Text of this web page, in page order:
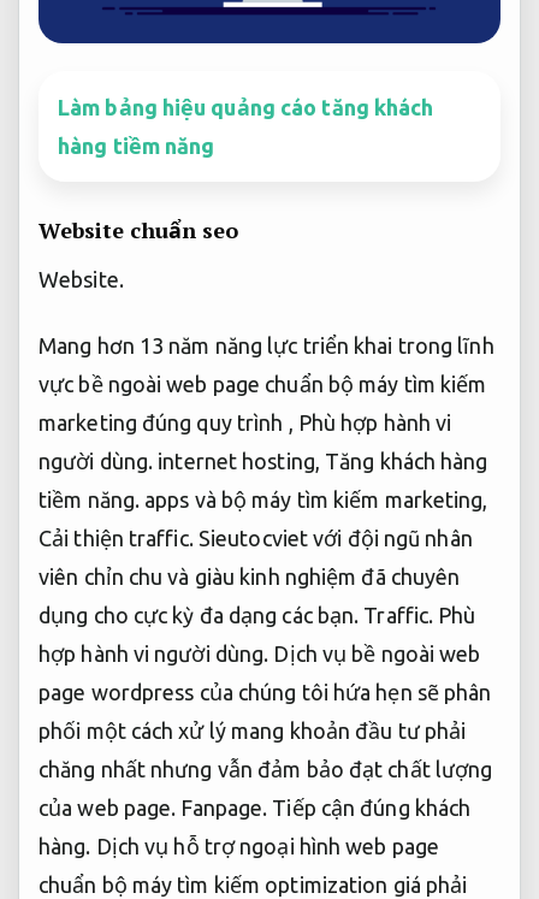
Làm bảng hiệu quảng cáo tăng khách
hàng tiềm năng
Website chuẩn seo
Website.
Mang hơn 13 năm năng lực triển khai trong lĩnh
vực bề ngoài web page chuẩn bộ máy tìm kiếm
marketing đúng quy trình , Phù hợp hành vi
người dùng. internet hosting, Tăng khách hàng
tiềm năng. apps và bộ máy tìm kiếm marketing,
Cải thiện traffic.Sieutocviet với đội ngũ nhân
viên chỉn chu và giàu kinh nghiệm đã chuyên
dụng cho cực kỳ đa dạng các bạn. Traffic. Phù
hợp hành vi người dùng. Dịch vụ bề ngoài web
page wordpress của chúng tôi hứa hẹn sẽ phân
phối một cách xử lý mang khoản đầu tư phải
chăng nhất nhưng vẫn đảm bảo đạt chất lượng
của web page. Fanpage. Tiếp cận đúng khách
hàng. Dịch vụ hỗ trợ ngoại hình web page
chuẩn bộ máy tìm kiếm optimization giá phải